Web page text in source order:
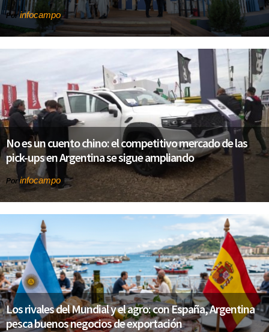
Porinfocampo
No es un cuento chino: el competitivo mercado de las
pick-ups en Argentina se sigue ampliando
Por infocampo
Los rivales del Mundial y el agro: con España, Argentina
pesca buenos negocios de exportación